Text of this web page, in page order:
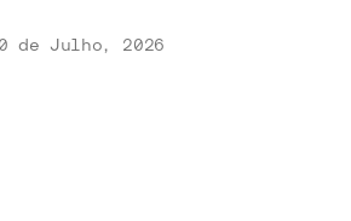
de Julho, 2026